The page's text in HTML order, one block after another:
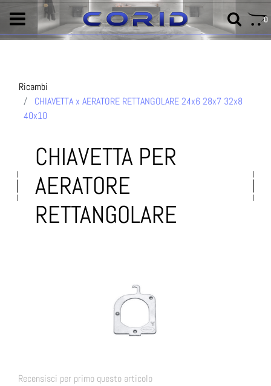
0
Ricambi
CHIAVETTA x AERATORE RETTANGOLARE 24x6 28x7 32x8
40x10
CHIAVETTA PER
AERATORE
RETTANGOLARE
Recensisci per primo questo articolo